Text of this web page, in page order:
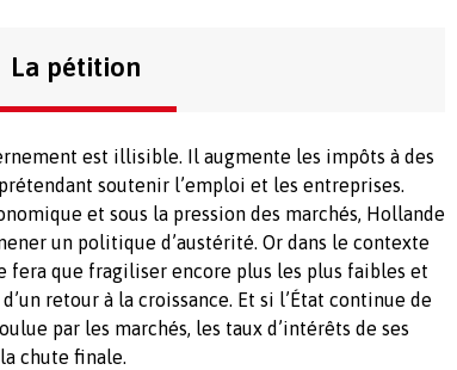
La pétition
est illisible. Il augmente les impôts à des
soutenir l’emploi et les entreprises.
et sous la pression des marchés, Hollande
un politique d’austérité. Or dans le contexte
fera que fragiliser encore plus les plus faibles et
retour à la croissance. Et si l’État continue de
par les marchés, les taux d’intérêts de ses
chute finale.